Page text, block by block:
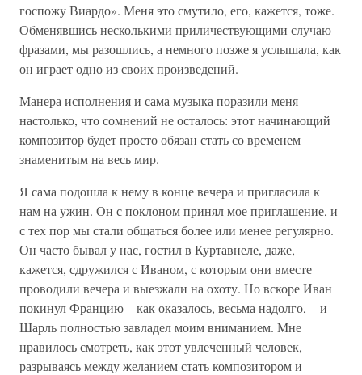
госпожу Виардо». Меня это смутило, его, кажется, тоже.
Обменявшись несколькими приличествующими случаю
фразами, мы разошлись, а немного позже я услышала, как
он играет одно из своих произведений.
Манера исполнения и сама музыка поразили меня
настолько, что сомнений не осталось: этот начинающий
композитор будет просто обязан стать со временем
знаменитым на весь мир.
Я сама подошла к нему в конце вечера и пригласила к
нам на ужин. Он с поклоном принял мое приглашение, и
с тех пор мы стали общаться более или менее регулярно.
Он часто бывал у нас, гостил в Куртавнеле, даже,
кажется, сдружился с Иваном, с которым они вместе
проводили вечера и выезжали на охоту. Но вскоре Иван
покинул Францию – как оказалось, весьма надолго, – и
Шарль полностью завладел моим вниманием. Мне
нравилось смотреть, как этот увлеченный человек,
разрываясь между желанием стать композитором и